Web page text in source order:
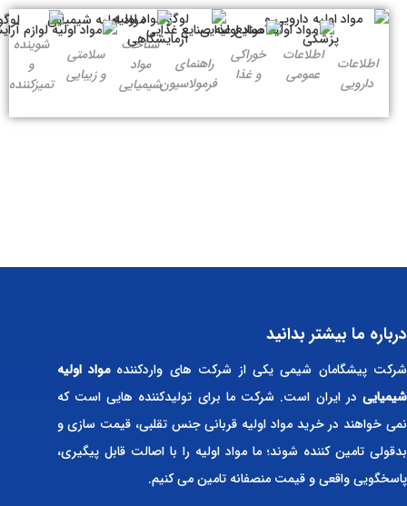
اطلاعات
دارویی
اطلاعات
عمومی
خوراکی
و غذا
راهنمای
فرمولاسیون
شناخت
مواد
شیمیایی
سلامتی
و زیبایی
شوینده
و
تمیزکننده
درباره ما بیشتر بدانید
شرکت پیشگامان شیمی یکی از شرکت های واردکنندهمواد اولیه
شیمیایی در ایران است. شرکت ما برای تولیدکننده هایی است که
نمی خواهند در خرید مواد اولیه قربانی جنس تقلبی، قیمت سازی و
بدقولی تامین کننده شوند؛ ما مواد اولیه را با اصالت قابل پیگیری،
پاسخگویی واقعی و قیمت منصفانه تامین می کنیم.